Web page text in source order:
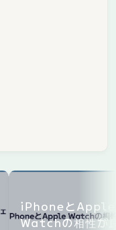
iPhoneとApple
Watchの相性が